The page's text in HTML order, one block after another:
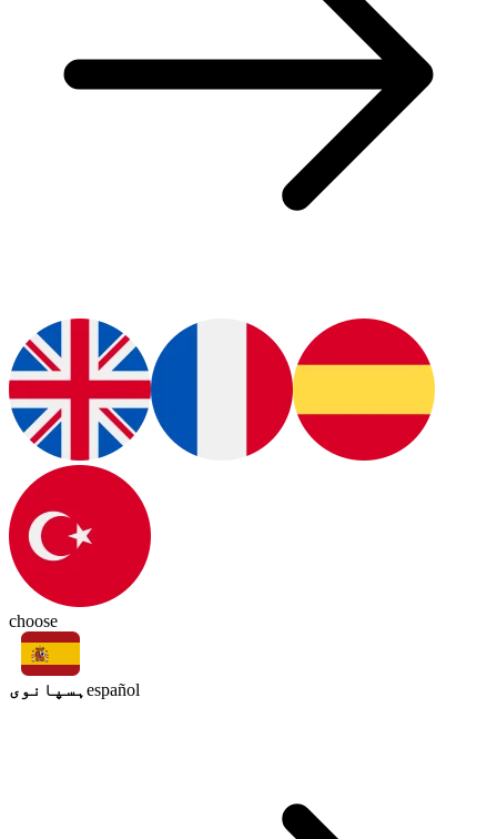
choose
ہسپانوی español